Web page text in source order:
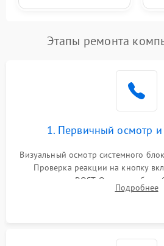
Этапы ремонта
1. Первичный осмотр и
Визуальный осмотр системного
Проверка реакции на кнопку
сигналов POST. Оценка работы
локализации базовых
Подробнее